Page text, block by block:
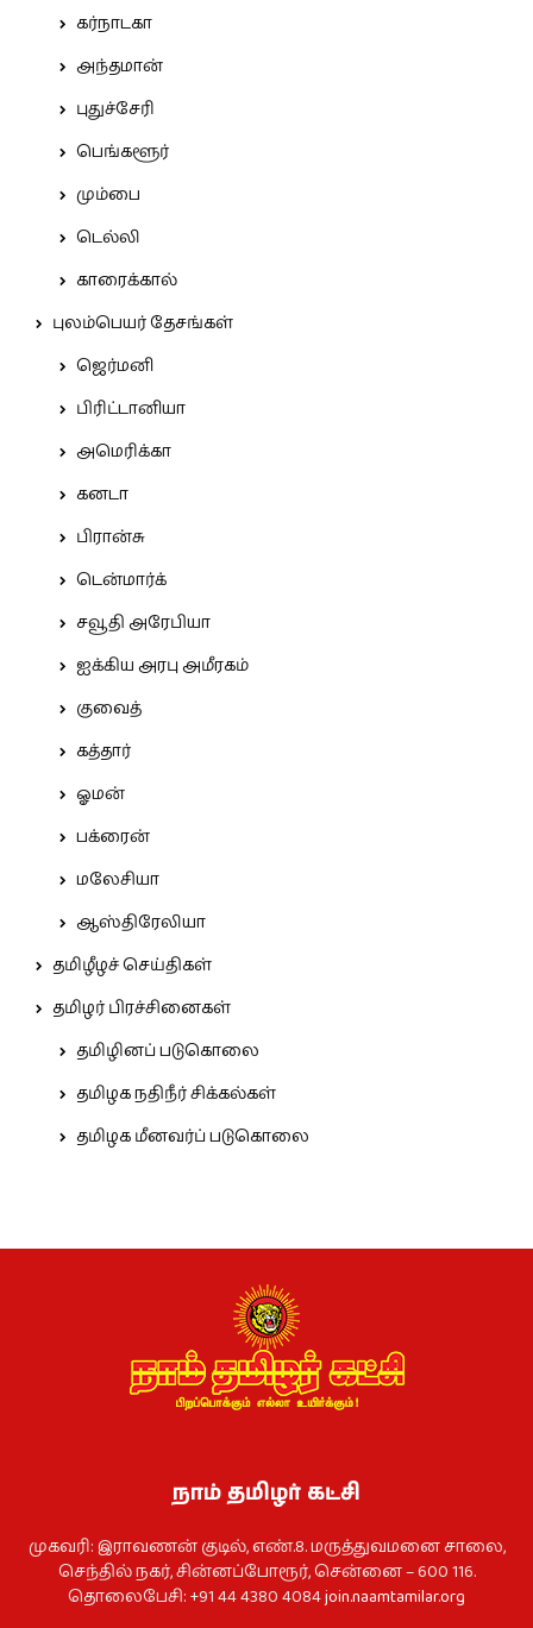
கர்நாடகா
அந்தமான்
புதுச்சேரி
பெங்களூர்
மும்பை
டெல்லி
காரைக்கால்
புலம்பெயர் தேசங்கள்
ஜெர்மனி
பிரிட்டானியா
அமெரிக்கா
கனடா
பிரான்சு
டென்மார்க்
சவூதி அரேபியா
ஐக்கிய அரபு அமீரகம்
குவைத்
கத்தார்
ஓமன்
பக்ரைன்
மலேசியா
ஆஸ்திரேலியா
தமிழீழச் செய்திகள்
தமிழர் பிரச்சினைகள்
தமிழினப் படுகொலை
தமிழக நதிநீர் சிக்கல்கள்
தமிழக மீனவர்ப் படுகொலை
நாம் தமிழர் கட்சி
முகவரி: இராவணன் குடில், எண்.8. மருத்துவமனை சாலை,
செந்தில் நகர், சின்னப்போரூர், சென்னை – 600 116.
தொலைபேசி: +91 44 4380 4084join.naamtamilar.org